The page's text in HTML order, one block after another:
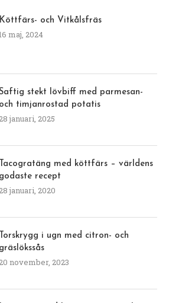
Köttfärs- och Vitkålsfräs
maj, 2024
stekt lövbiff med parmesan-
och timjanrostad potatis
januari, 2025
Tacogratäng med köttfärs – världens
godaste recept
januari, 2020
Torskrygg i ugn med citron- och
gräslökssås
november, 2023